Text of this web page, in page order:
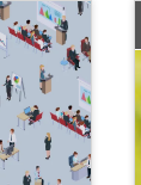
総務
DX